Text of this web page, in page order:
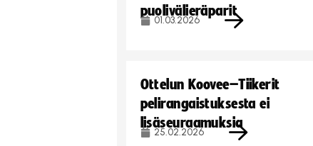
puolivälieräparit
01.03.2026
Ottelun Koovee–Tiikerit
pelirangaistuksesta ei
lisäseuraamuksia
25.02.2026